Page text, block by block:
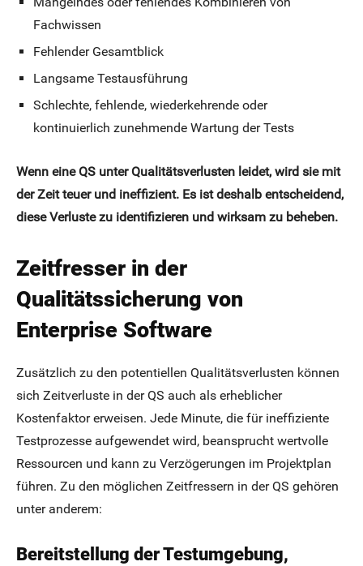
Fachwissen
Fehlender Gesamtblick
Langsame Testausführung
Schlechte, fehlende, wiederkehrende oder
kontinuierlich zunehmende Wartung der Tests
Wenn eine QS unter Qualitätsverlusten leidet, wird sie mit
der Zeit teuer und ineffizient. Es ist deshalb entscheidend,
diese Verluste zu identifizieren und wirksam zu beheben.
Zeitfresser in der
Qualitätssicherung von
Enterprise Software
Zusätzlich zu den potentiellen Qualitätsverlusten können
sich Zeitverluste in der QS auch als erheblicher
Kostenfaktor erweisen. Jede Minute, die für ineffiziente
Testprozesse aufgewendet wird, beansprucht wertvolle
Ressourcen und kann zu Verzögerungen im Projektplan
führen. Zu den möglichen Zeitfressern in der QS gehören
unter anderem:
Bereitstellung der Testumgebung,